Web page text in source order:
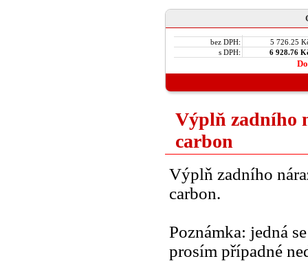
bez DPH:
5 726.25
s DPH:
6 928.76
Výplň zadního
carbon
Výplň zadního
carbon.
Poznámka: jedná
prosím případné